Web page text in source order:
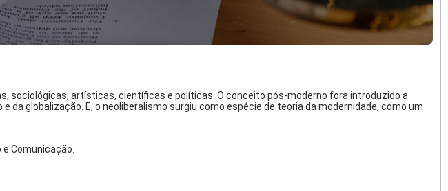
sociológicas, artísticas, científicas e políticas. O conceito pós-moderno fora introduzido a
globalização. E, o neoliberalismo surgiu como espécie de teoria da modernidade, como um
Comunicação.